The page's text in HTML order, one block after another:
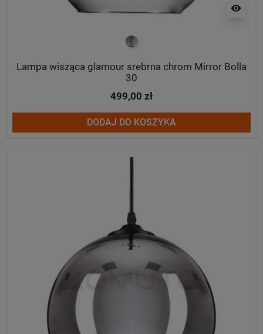
visibility
srebrny
Lampa wisząca glamour srebrna chrom Mirror Bolla
30
499,00 zł
DODAJ DO KOSZYKA